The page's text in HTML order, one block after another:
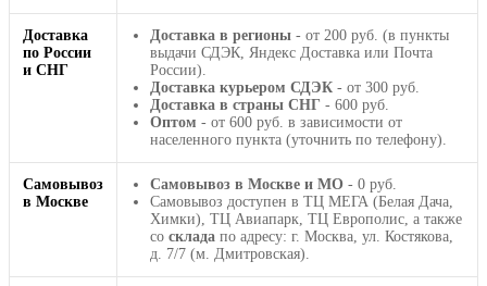
Доставка
по России
и СНГ
Доставка в регионы - от 200 руб. (в пункты
выдачи СДЭК, Яндекс Доставка или Почта
России).
Доставка курьером СДЭК - от 300 руб.
Доставка в страны СНГ - 600 руб.
Оптом - от 600 руб. в зависимости от
населенного пункта (уточнить по телефону).
Самовывоз
в Москве
Самовывоз в Москве и МО - 0 руб.
Самовывоз доступен в ТЦ МЕГА (Белая Дача,
Химки), ТЦ Авиапарк, ТЦ Европолис, а также
со склада по адресу: г. Москва, ул. Костякова,
д. 7/7 (м. Дмитровская).